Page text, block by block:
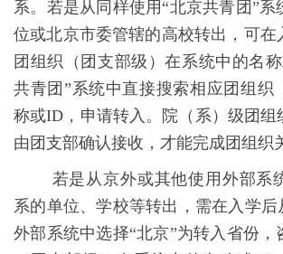
系。若是从同样使用“北京共青团”系
位或北京市委管辖的高校转出，可在
团组织（团支部级）在系统中的名
共青团”系统中直接搜索相应团组织
称或ID ，申请转入。院（系）级团
由团支部确认接收，才能完成团组织
若是从京外或其他使用外部系
系的单位、学校等转出，需在入学后
外部系统中选择“北京”为转入省份，